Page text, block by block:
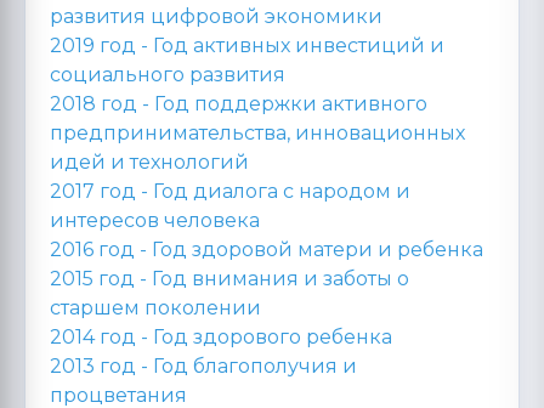
развития цифровой экономики
2019 год - Год активных инвестиций и
социального развития
2018 год - Год поддержки активного
предпринимательства, инновационных
идей и технологий
2017 год - Год диалога с народом и
интересов человека
2016 год - Год здоровой матери и ребенка
2015 год - Год внимания и заботы о
старшем поколении
2014 год - Год здорового ребенка
2013 год - Год благополучия и
процветания